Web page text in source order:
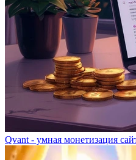
Qvant - умная монетизация